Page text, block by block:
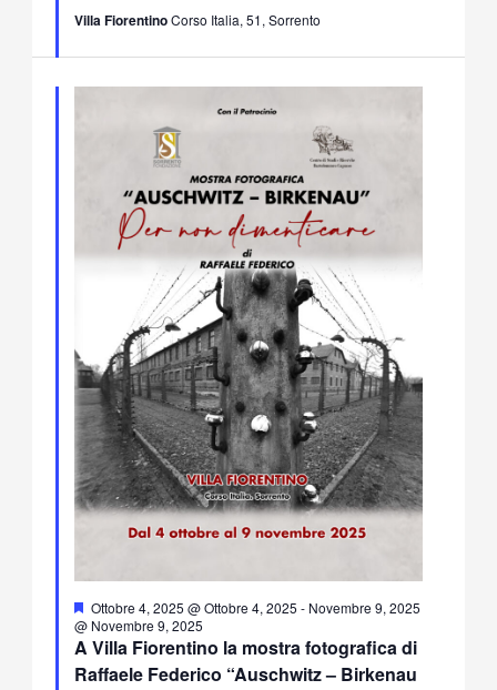
Villa FiorentinoCorso Italia, 51, Sorrento
A Villa Fiorentino la mostra fotografica di
Raffaele Federico “Auschwitz – Birkenau
Segnalati
Ottobre 4, 2025 @ Ottobre 4, 2025 - Novembre 9, 2025
@ Novembre 9, 2025